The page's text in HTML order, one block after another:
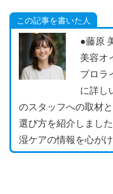
この記事を書いた人
●藤原
美容オ
プロラ
に詳し
のスタッフへの取材
選び方を紹介しまし
湿ケアの情報を心がけ